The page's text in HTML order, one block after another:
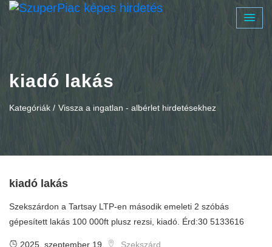
kiadó lakás
Kategóriák / Vissza a ingatlan - albérlet hirdetésekhez
kiadó lakás
Szekszárdon a Tartsay LTP-en második emeleti 2 szóbás
gépesített lakás 100 000ft plusz rezsi, kiadó. Érd:30 5133616
2025. szeptember 19.
Szekszárd